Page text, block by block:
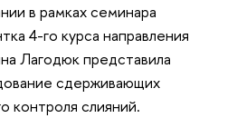
в рамках семинара
4-го курса направления
Лагодюк представила
сдерживающих
контроля слияний.